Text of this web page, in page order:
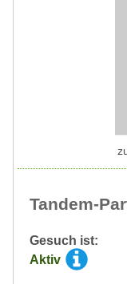
Tandem-
Gesuch ist:
Aktiv